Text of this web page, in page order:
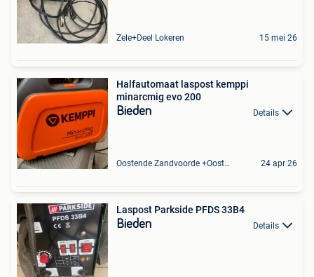
Zele+Deel Lokeren 15 mei 26
Halfautomaat laspost kemppi
minarcmig evo 200
Bieden Details
Oostende Zandvoorde +Oostende 24 apr 26
Laspost Parkside PFDS 33B4
Bieden Details